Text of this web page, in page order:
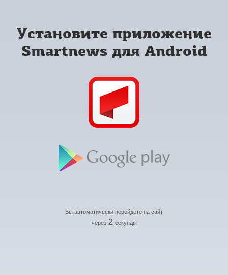
Установите приложение
Smartnews для Android
Вы автоматически перейдете на сайт
через 2 секунды